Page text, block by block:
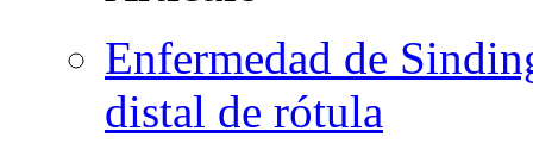
Enfermedad de
distal de rótula